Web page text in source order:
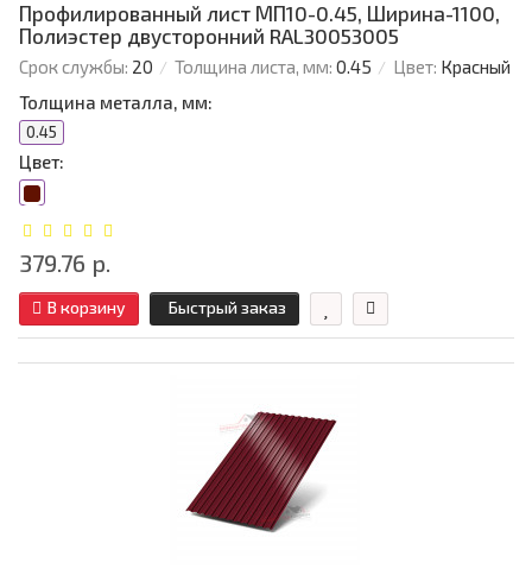
Профилированный лист МП10-0.45, Ширина-1100,
Полиэстер двусторонний RAL30053005
Срок службы: 20 Толщина листа, мм: 0.45 Цвет: Красный
Толщина металла, мм:
0.45
Цвет:
379.76 р.
В корзину Быстрый заказ